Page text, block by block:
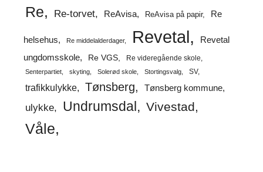
Re Re-torvet ReAvisa ReAvisa på papir Re
helsehus Re middelalderdager Revetal
Revetal
ungdomsskole
Re VGS Re videregående skole
Senterpartiet skyting Solerød skole Stortingsvalg SV
trafikkulykke Tønsberg Tønsberg kommune
ulykke Undrumsdal Vivestad
Våle